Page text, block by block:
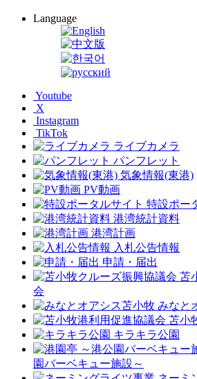
Language
Youtube
X
Instagram
TikTok
ライブカメラ
パンフレット
気象情報(東港)
PV動画
特設ポー
港湾統計資料
港湾計画
入札公告情報
申請・届出
苫
会
みなと
苫小
キラキラ公園
園バーベキュー施設～